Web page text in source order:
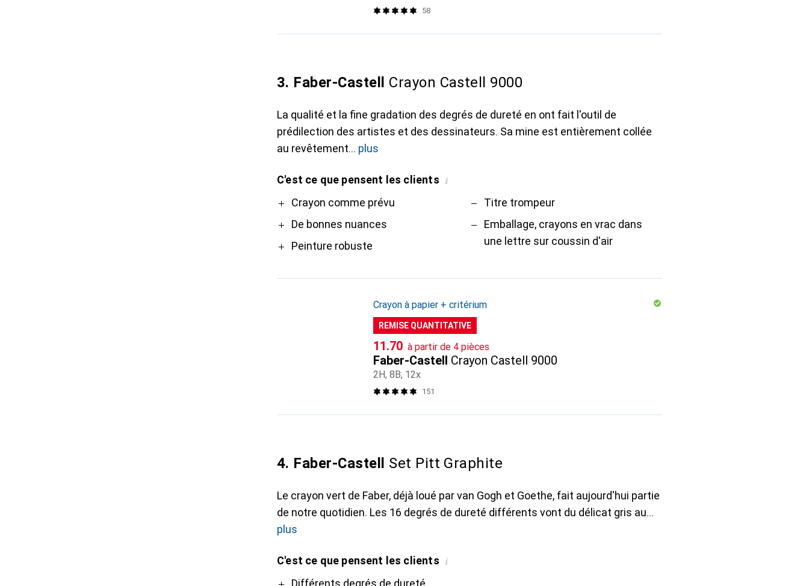
58
3. Faber-Castell Crayon Castell 9000
La qualité et la fine gradation des degrés de dureté en ont fait l'outil de
prédilection des artistes et des dessinateurs. Sa mine est entièrement collée
au revêtement
plus
C'est ce que pensent les clients i
ProCrayon comme prévu
De bonnes nuances
Peinture robuste
Contre
Titre trompeur
Emballage, crayons en vrac dans
une lettre sur coussin d'air
Crayon à papier + critérium
REMISE QUANTITATIVE
CHF
11.70 à partir de 4 pièces
Faber-Castell Crayon Castell 9000
2H, 8B, 12x
151
4. Faber-Castell Set Pitt Graphite
Le crayon vert de Faber, déjà loué par van Gogh et Goethe, fait aujourd'hui partie
de notre quotidien. Les 16 degrés de dureté différents vont du délicat gris au
plus
C'est ce que pensent les clients i
ProDifférents degrés de dureté